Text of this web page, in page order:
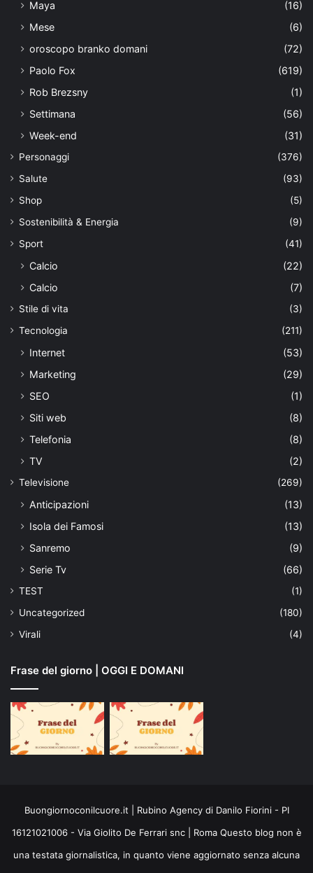
Maya
(16)
Mese
(6)
oroscopo branko domani
(72)
Paolo Fox
(619)
Rob Brezsny
(1)
Settimana
(56)
Week-end
(31)
Personaggi
(376)
Salute
(93)
Shop
(5)
Sostenibilità & Energia
(9)
Sport
(41)
Calcio
(22)
Calcio
(7)
Stile di vita
(3)
Tecnologia
(211)
Internet
(53)
Marketing
(29)
SEO
(1)
Siti web
(8)
Telefonia
(8)
TV
(2)
Televisione (269)
Anticipazioni
(13)
Isola dei Famosi
(13)
Sanremo
(9)
Serie Tv
(66)
TEST
(1)
Uncategorized
(180)
Virali
(4)
Frase del giorno | OGGI E DOMANI
Buongiornoconilcuore.it | Rubino Agency di Danilo Fiorini - PI
16121021006 - Via Giolito De Ferrari snc | Roma Questo blog non è
una testata giornalistica, in quanto viene aggiornato senza alcuna